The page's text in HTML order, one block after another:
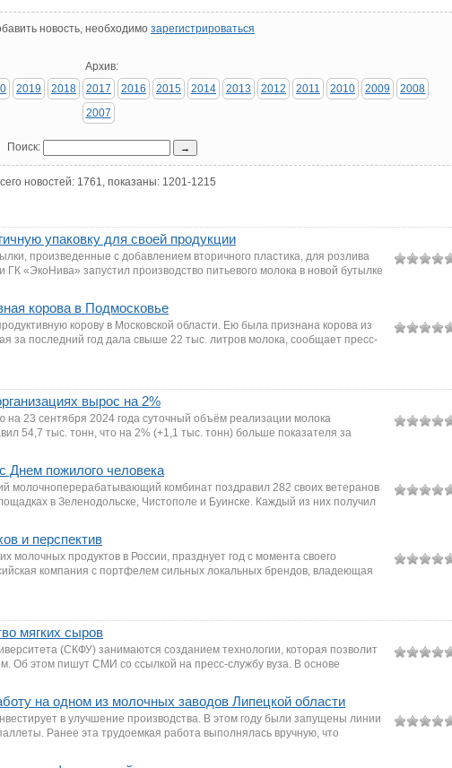
новость, необходимо зарегистрироваться
Архив:
2019 2018 2017 2016 2015 2014 2013 2012 2011 2010 2009
2008
2007
Поиск:
новостей: 1761, показаны: 1201-1215
упаковку для своей продукции
произведенные с добавлением вторичного пластика, для розлива
«ЭкоНива» запустил производство питьевого молока в новой бутылке
корова в Подмосковье
корову в Московской области. Ею была признана корова из
за последний год дала свыше 22 тыс. литров молока, сообщает пресс-
вырос на 2%
23 сентября 2024 года суточный объём реализации молока
54,7 тыс. тонн, что на 2% (+1,1 тыс. тонн) больше показателя за
Днем пожилого человека
молочноперерабатывающий комбинат поздравил 282 своих ветеранов
в Зеленодольске, Чистополе и Буинске. Каждый из них получил
и перспектив
молочных продуктов в России, празднует год с момента своего
компания с портфелем сильных локальных брендов, владеющая
мягких сыров
(СКФУ) занимаются созданием технологии, которая позволит
Об этом пишут СМИ со ссылкой на пресс-службу вуза. В основе
на одном из молочных заводов Липецкой области
в улучшение производства. В этом году были запущены линии
Ранее эта трудоемкая работа выполнялась вручную, что